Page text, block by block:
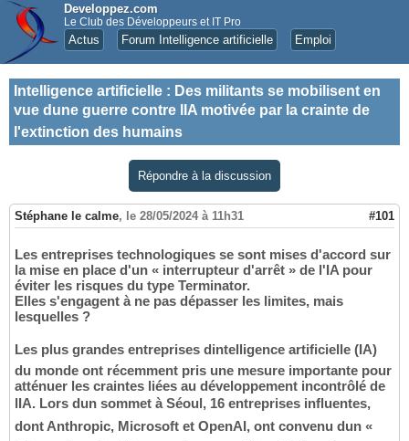
Developpez.com
Le Club des Développeurs et IT Pro
Actus Forum Intelligence artificielle Emploi
Intelligence artificielle : Des militants se mobilisent en
vue dune guerre contre lIA motivée par la crainte de
l'extinction des humains
Répondre à la discussion
Stéphane le calme, le 28/05/2024 à 11h31 #101
Les entreprises technologiques se sont mises d'accord sur
la mise en place d'un « interrupteur d'arrêt » de l'IA pour
éviter les risques du type Terminator.
Elles s'engagent à ne pas dépasser les limites, mais
lesquelles ?
Les plus grandes entreprises dintelligence artificielle (IA)
du monde ont récemment pris une mesure importante pour
atténuer les craintes liées au développement incontrôlé de
lIA. Lors dun sommet à Séoul, 16 entreprises influentes,
dont Anthropic, Microsoft et OpenAI, ont convenu dun «